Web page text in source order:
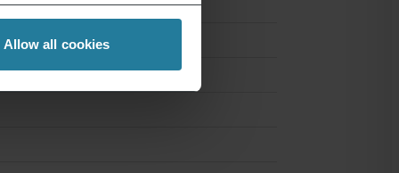
Allow all cookies